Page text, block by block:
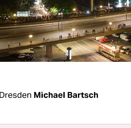
Michael Bartsch